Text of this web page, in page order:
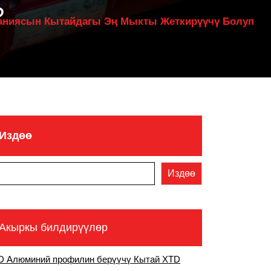
Кытайдагы Эң Мыкты Жеткирүүчү Болуп
Издөө
Издөө
билдирүүлөр
Алюминий профилин берүүчү Кытай XTD